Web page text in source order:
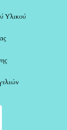
Υλικού